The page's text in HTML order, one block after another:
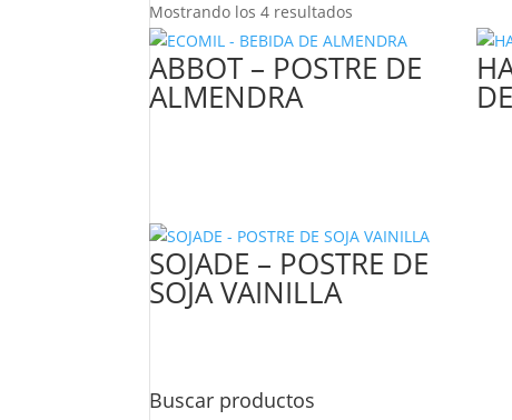
Mostrando los 4 resultados
ABBOT – POSTRE DE
ALMENDRA
SOJADE – POSTRE DE
SOJA VAINILLA
Buscar productos